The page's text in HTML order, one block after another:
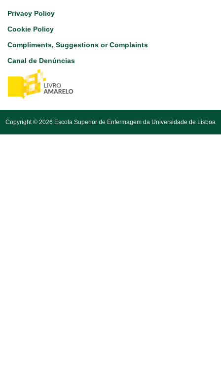
Footer
Privacy Policy
Cookie Policy
Compliments, Suggestions or Complaints
Canal de Denúncias
Copyright © 2026 Escola Superior de Enfermagem da Universidade de Lisboa